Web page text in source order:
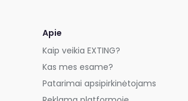
Apie
Kaip veikia EXTING?
Kas mes esame?
Patarimai apsipirkinėtojams